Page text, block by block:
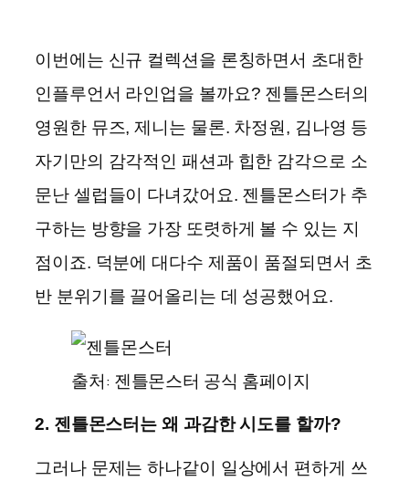
이번에는 신규 컬렉션을 론칭하면서 초대한
인플루언서 라인업을 볼까요? 젠틀몬스터의
영원한 뮤즈, 제니는 물론. 차정원, 김나영 등
자기만의 감각적인 패션과 힙한 감각으로 소
문난 셀럽들이 다녀갔어요. 젠틀몬스터가 추
구하는 방향을 가장 또렷하게 볼 수 있는 지
점이죠. 덕분에 대다수 제품이 품절되면서 초
반 분위기를 끌어올리는 데 성공했어요.
출처: 젠틀몬스터 공식 홈페이지
2. 젠틀몬스터는 왜 과감한 시도를 할까?
그러나 문제는 하나같이 일상에서 편하게 쓰